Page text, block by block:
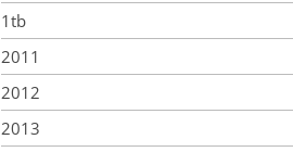
1tb
2011
2012
2013